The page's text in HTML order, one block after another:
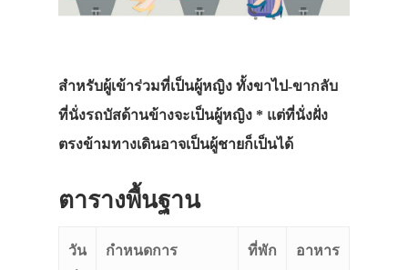
สำหรับผู้เข้าร่วมที่เป็นผู้หญิง ทั้งขาไป-ขากลับ
ที่นั่งรถบัสด้านข้างจะเป็นผู้หญิง * แต่ที่นั่งฝั่ง
ตรงข้ามทางเดินอาจเป็นผู้ชายก็เป็นได้
ตารางพื้นฐาน
วัน
กำหนดการ ที่พัก อาหาร